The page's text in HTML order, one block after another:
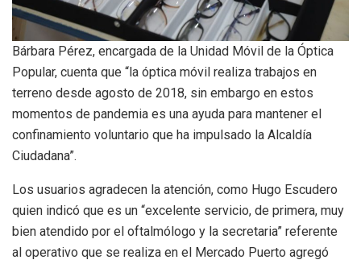
Bárbara Pérez, encargada de la Unidad Móvil de la Óptica
Popular, cuenta que “la óptica móvil realiza trabajos en
terreno desde agosto de 2018, sin embargo en estos
momentos de pandemia es una ayuda para mantener el
confinamiento voluntario que ha impulsado la Alcaldía
Ciudadana”.
Los usuarios agradecen la atención, como Hugo Escudero
quien indicó que es un “excelente servicio, de primera, muy
bien atendido por el oftalmólogo y la secretaria” referente
al operativo que se realiza en el Mercado Puerto agregó